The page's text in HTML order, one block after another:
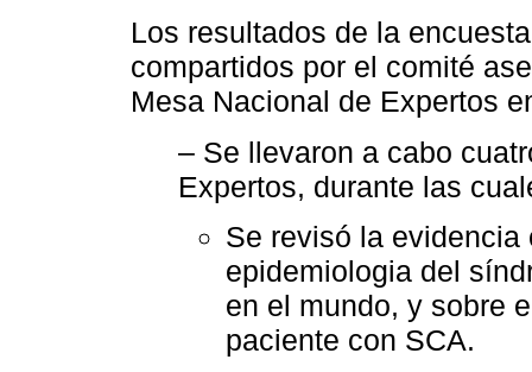
Los resultados de la
compartidos por el comité
Mesa Nacional de Expertos
– Se llevaron a cabo
Expertos, durante las
Se revisó la
epidemiologia del
en el mundo, y sobre
paciente con SCA.